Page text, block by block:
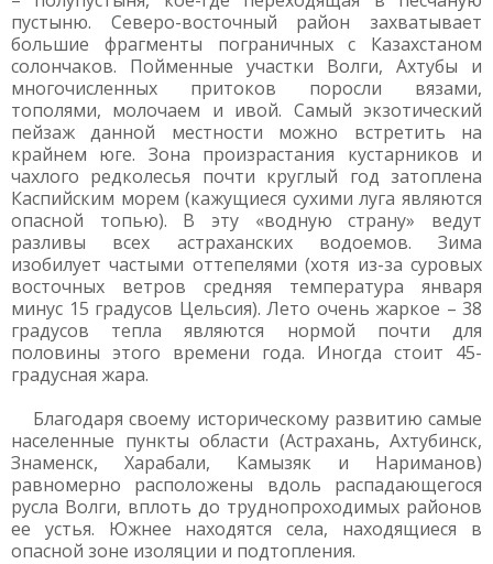
пустыню. Северо-восточный район захватывает
большие фрагменты пограничных с Казахстаном
солончаков. Пойменные участки Волги, Ахтубы и
многочисленных притоков поросли вязами,
тополями, молочаем и ивой. Самый экзотический
пейзаж данной местности можно встретить на
крайнем юге. Зона произрастания кустарников и
чахлого редколесья почти круглый год затоплена
Каспийским морем (кажущиеся сухими луга являются
опасной топью). В эту «водную страну» ведут
разливы всех астраханских водоемов. Зима
изобилует частыми оттепелями (хотя из-за суровых
восточных ветров средняя температура января
минус 15 градусов Цельсия). Лето очень жаркое – 38
градусов тепла являются нормой почти для
половины этого времени года. Иногда стоит 45-
градусная жара.
Благодаря своему историческому развитию самые
населенные пункты области (Астрахань, Ахтубинск,
Знаменск, Харабали, Камызяк и Нариманов)
равномерно расположены вдоль распадающегося
русла Волги, вплоть до труднопроходимых районов
ее устья. Южнее находятся села, находящиеся в
опасной зоне изоляции и подтопления.